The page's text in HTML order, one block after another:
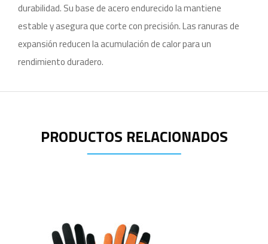
durabilidad. Su base de acero endurecido la mantiene
estable y asegura que corte con precisión. Las ranuras de
expansión reducen la acumulación de calor para un
rendimiento duradero.
PRODUCTOS RELACIONADOS